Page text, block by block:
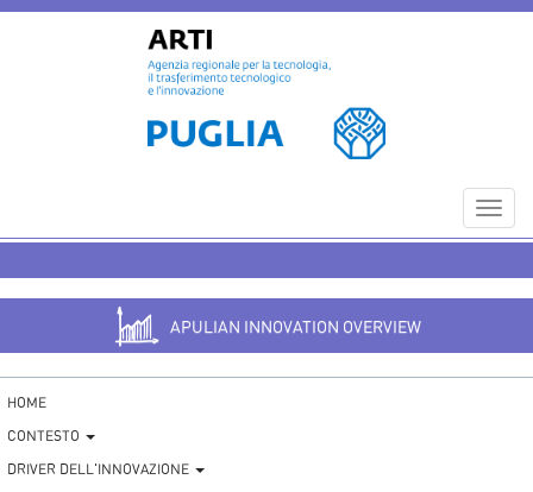
APULIAN INNOVATION OVERVIEW
HOME
CONTESTO
DRIVER DELL'INNOVAZIONE